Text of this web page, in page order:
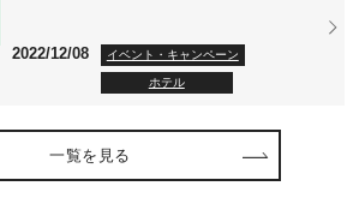
2022/12/08 イベント・キャンペーン
ホテル
一覧を見る